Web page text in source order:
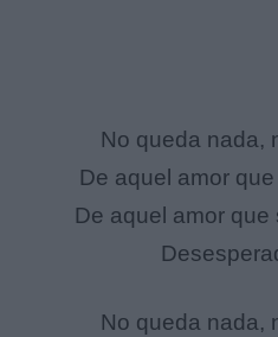
No queda nada,
De aquel amor
De aquel amor
No queda nada,